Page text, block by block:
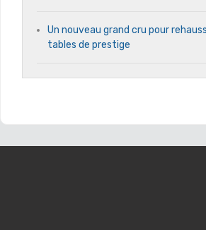
Un nouveau grand cru pour
tables de prestige